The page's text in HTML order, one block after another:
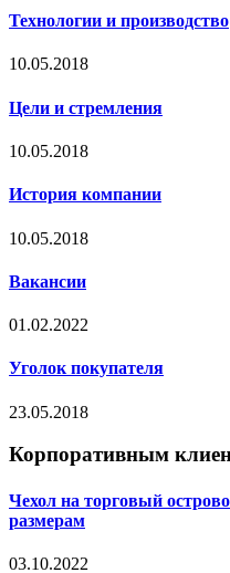
Технологии и производство
10.05.2018
Цели и стремления
10.05.2018
История компании
10.05.2018
Вакансии
01.02.2022
Уголок покупателя
23.05.2018
Корпоративным
Чехол на торговый
размерам
03.10.2022